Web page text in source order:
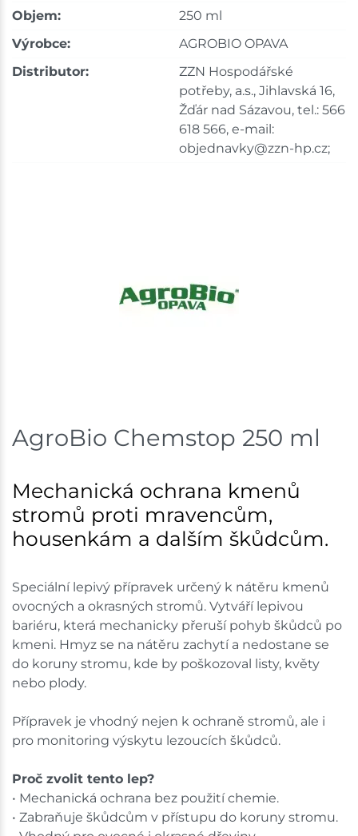
Mohelnice
Skladem na prodejně - doručení do 7 dnů
Velké Meziříčí
Skladem na prodejně - doručení do 7 dnů
7 ks
Skladové množství na prodejnách je pouze orientační.
Objem:
250 ml
Výrobce:
AGROBIO OPAVA
Distributor:
ZZN Hospodářské
potřeby, a.s., Jihlavská 16,
Žďár nad Sázavou, tel.: 566
618 566, e-mail:
objednavky@zzn-hp.cz;
AgroBio Chemstop 250 ml
Mechanická ochrana kmenů
stromů proti mravencům,
housenkám a dalším škůdcům.
Speciální lepivý přípravek určený k nátěru kmenů
ovocných a okrasných stromů. Vytváří lepivou
bariéru, která mechanicky přeruší pohyb škůdců po
kmeni. Hmyz se na nátěru zachytí a nedostane se
do koruny stromu, kde by poškozoval listy, květy
nebo plody.
Přípravek je vhodný nejen k ochraně stromů, ale i
pro monitoring výskytu lezoucích škůdců.
Proč zvolit tento lep?
• Mechanická ochrana bez použití chemie.
• Zabraňuje škůdcům v přístupu do koruny stromu.